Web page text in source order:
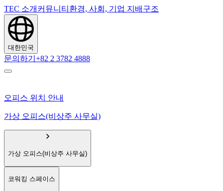
TEC 소개 커뮤니티 환경, 사회, 기업 지배구조
대한민국
문의하기 +82 2 3782 4888
오피스 위치 안내
가상 오피스(비상주 사무실)
가상 오피스(비상주 사무실)
코워킹 스페이스